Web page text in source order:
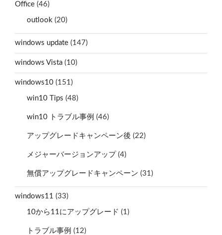
Office (46)
outlook (20)
windows update (147)
windows Vista (10)
windows10 (151)
win10 Tips (48)
win10 トラブル事例 (46)
アップグレードキャンペーン後 (22)
メジャーバージョンアップ(4)
無償アップグレードキャンペーン (31)
windows11 (33)
10から11にアップグレード (1)
トラブル事例 (12)